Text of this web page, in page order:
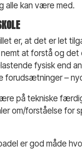
alle kan være med.
er, at det er let
at forstå og
fysisk end
forudsætninger –
på tekniske
om/forståelse for
er god måde